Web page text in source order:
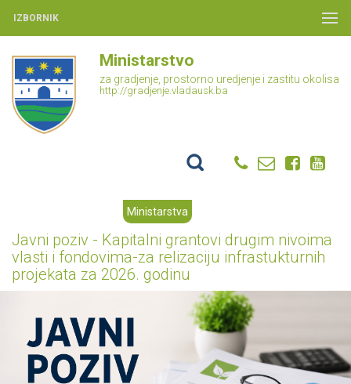
IZBORNIK
Ministarstvo
za gradjenje, prostorno uredjenje i zastitu okolisa
http://gradjenje.vladausk.ba
Ministarstva
Javni poziv - Kapitalni grantovi drugim nivoima
vlasti i fondovima-za relizaciju infrastukturnih
projekata za 2026. godinu